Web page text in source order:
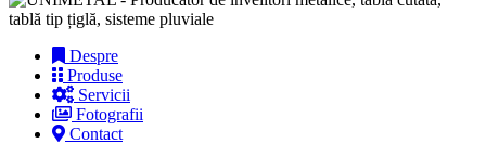
Despre
Produse
Servicii
Fotografii
Contact